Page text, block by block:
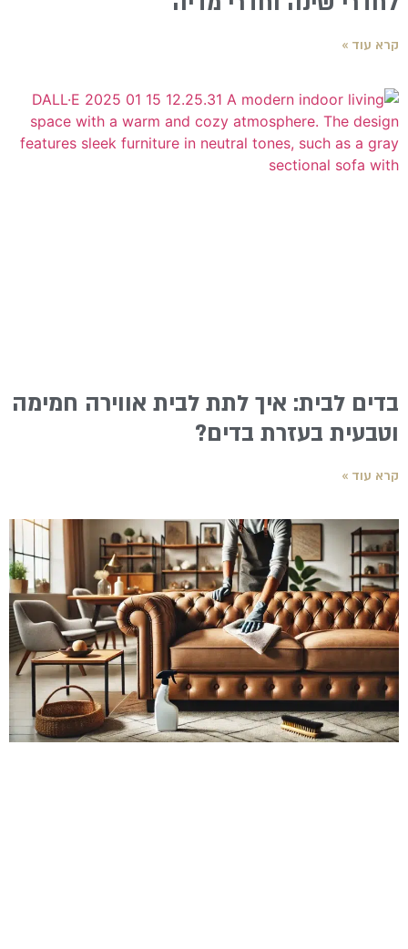
קרא עוד »
בדים לבית: איך לתת לבית אווירה חמימה
וטבעית בעזרת בדים?
קרא עוד »